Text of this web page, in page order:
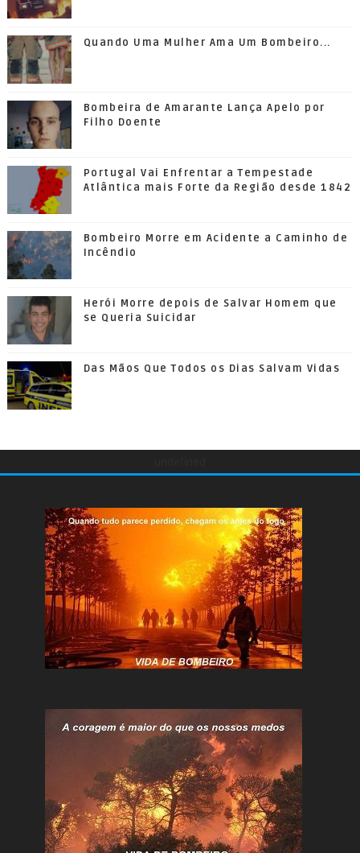
Quando Uma Mulher Ama Um Bombeiro...
Bombeira de Amarante Lança Apelo por
Filho Doente
Portugal Vai Enfrentar a Tempestade
Atlântica mais Forte da Região desde 1842
Bombeiro Morre em Acidente a Caminho de
Incêndio
Herói Morre depois de Salvar Homem que
se Queria Suicidar
Das Mãos Que Todos os Dias Salvam Vidas